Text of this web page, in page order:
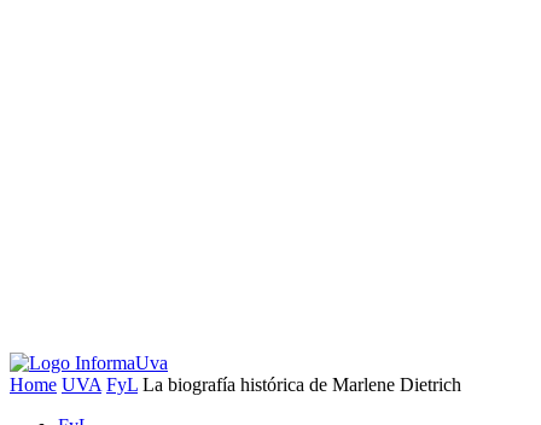
Home UVA FyL La biografía histórica de Marlene Dietrich